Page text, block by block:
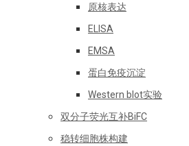
原核表达
ELISA
EMSA
蛋白免疫沉淀
Western blot实验
双分子荧光互补BiFC
稳转细胞株构建